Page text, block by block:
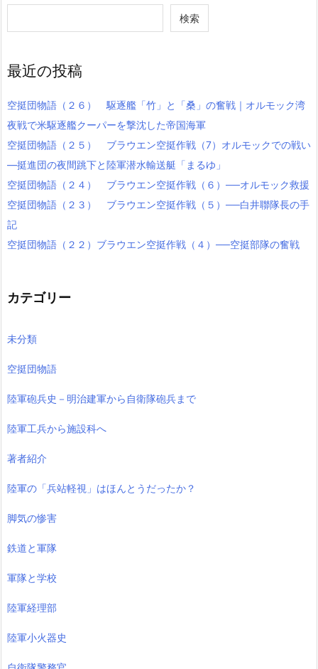
検索
最近の投稿
空挺団物語（２６） 駆逐艦「竹」と「桑」の奮戦｜オルモック湾
夜戦で米駆逐艦クーパーを撃沈した帝国海軍
空挺団物語（２５） ブラウエン空挺作戦（7）オルモックでの戦い
―挺進団の夜間跳下と陸軍潜水輸送艇「まるゆ」
空挺団物語（２４） ブラウエン空挺作戦（６）──オルモック救援
空挺団物語（２３） ブラウエン空挺作戦（５）──白井聯隊長の手
記
空挺団物語（２２）ブラウエン空挺作戦（４）──空挺部隊の奮戦
カテゴリー
未分類
空挺団物語
陸軍砲兵史－明治建軍から自衛隊砲兵まで
陸軍工兵から施設科へ
著者紹介
陸軍の「兵站軽視」はほんとうだったか？
脚気の惨害
鉄道と軍隊
軍隊と学校
陸軍経理部
陸軍小火器史